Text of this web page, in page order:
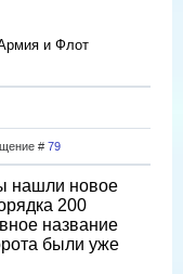
и Флот
# 79
нашли новое
200
название
были уже